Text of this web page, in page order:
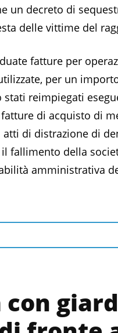
un decreto di
delle vittime del
fatture per
per un
reimpiegati
di acquisto di
di distrazione di
fallimento della
amministrativa